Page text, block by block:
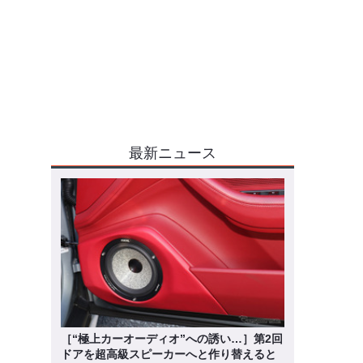
最新ニュース
［“極上カーオーディオ”への誘い…］第2回
ドアを超高級スピーカーへと作り替えると